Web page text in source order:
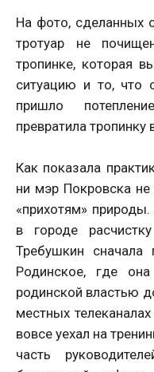
На фото, сделанных
тротуар не
тропинке, которая
ситуацию и то, что
пришло
превратила
Как показала
ни мэр Покровска
«прихотям»
в городе
Требушкин сначала
Родинское, где
родинской властью
местных
вовсе уехал на
часть